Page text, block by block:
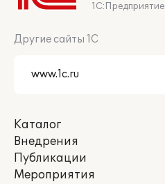
1С:Предприятие
Другие сайты 1С
Каталог
Внедрения
Публикации
Мероприятия